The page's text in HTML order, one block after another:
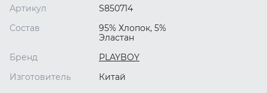
Артикул
S850714
Состав
95% Хлопок, 5%
Эластан
Бренд
PLAYBOY
Изготовитель
Китай